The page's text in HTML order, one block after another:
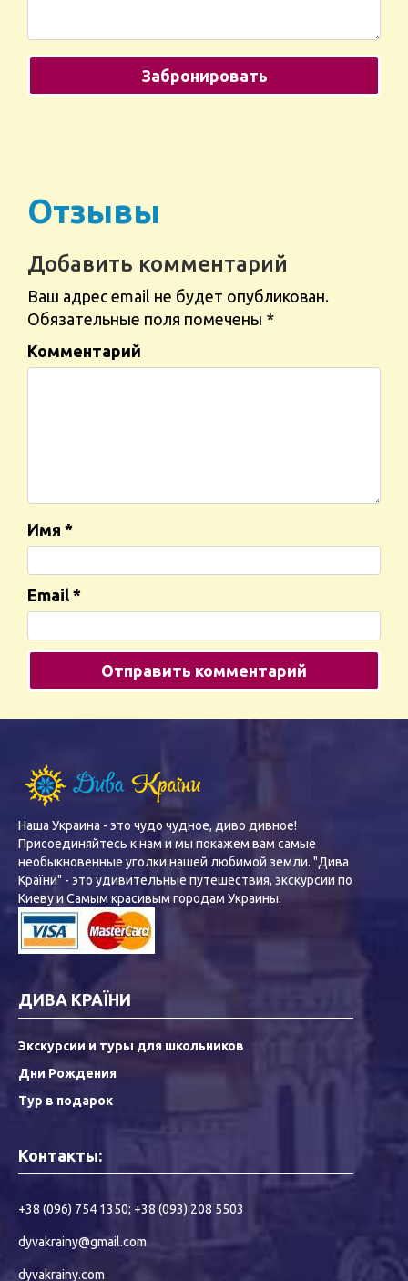
Отзывы
Добавить комментарий
Ваш адрес email не будет опубликован.
Обязательные поля помечены *
Комментарий
Имя *
Email *
Наша Украина - это чудо чудное, диво дивное!
Присоединяйтесь к нам и мы покажем вам самые
необыкновенные уголки нашей любимой земли. "Дива
Країни" - это удивительные путешествия, экскурсии по
Киеву и Самым красивым городам Украины.
ДИВА КРАЇНИ
Экскурсии и туры для школьников
Дни Рождения
Тур в подарок
Контакты:
+38 (096) 754 1350; +38 (093) 208 5503
dyvakrainy@gmail.com
dyvakrainy.com